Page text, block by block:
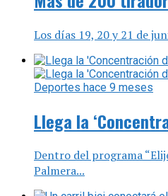
Los días 19, 20 y 21 de
Deportes hace 9 meses
Llega la
Dentro del programa
Palmera...